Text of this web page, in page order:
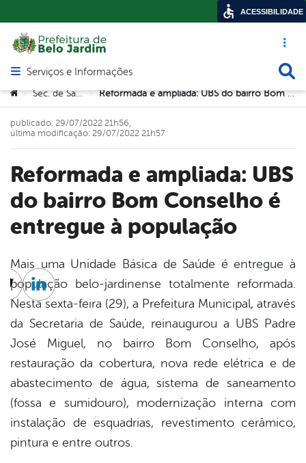
Acesso
Abrir menu principal de navegação
Serviços e Informações
Você está aqui:
> Sec. de Saúde > Reformada e ampliada: UBS do bairro Bom Conselho é entregue à população
Reformada e ampliada: UBS
do bairro Bom Conselho é
entregue à população
publicado: 29/07/2022 21h56,
última modificação: 29/07/2022 21h57
Mais uma Unidade Básica de Saúde é entregue à
população belo-jardinense totalmente reformada.
Nesta sexta-feira (29), a Prefeitura Municipal, através
da Secretaria de Saúde, reinaugurou a UBS Padre
José Miguel, no bairro Bom Conselho, após
restauração da cobertura, nova rede elétrica e de
abastecimento de água, sistema de saneamento
(fossa e sumidouro), modernização interna com
instalação de esquadrias, revestimento cerâmico,
pintura e entre outros.
Twitter
Linkedin
ACESSIBILIDADE